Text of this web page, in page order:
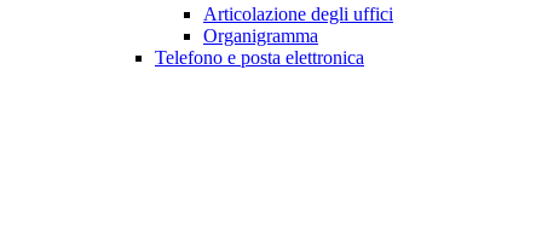
Articolazione degli uffici
Organigramma
Telefono e posta elettronica